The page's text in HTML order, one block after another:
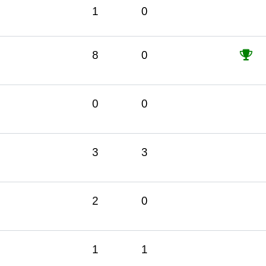
1 0
8 0
0 0
3 3
2 0
1 1